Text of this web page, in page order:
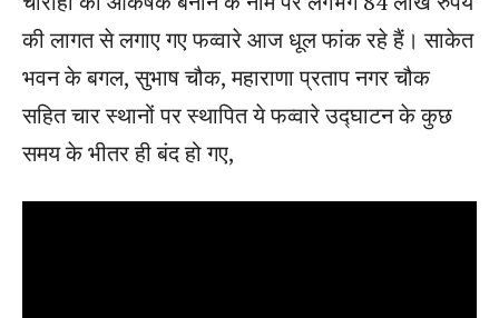
की लागत से लगाए गए फव्वारे आज धूल फांक रहे हैं। साकेत
भवन के बगल, सुभाष चौक, महाराणा प्रताप नगर चौक
सहित चार स्थानों पर स्थापित ये फव्वारे उद्घाटन के कुछ
समय के भीतर ही बंद हो गए,